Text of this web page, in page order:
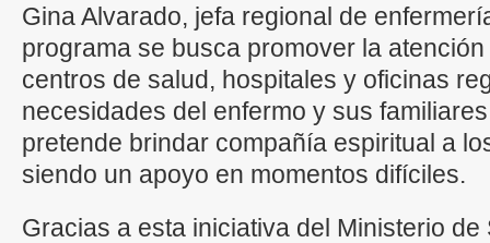
Gina Alvarado, jefa regional de
programa se busca promover la
centros de salud, hospitales y oficinas
necesidades del enfermo y sus
pretende brindar compañía espiritual a
siendo un apoyo en momentos difíciles.
Gracias a esta iniciativa del Ministerio de